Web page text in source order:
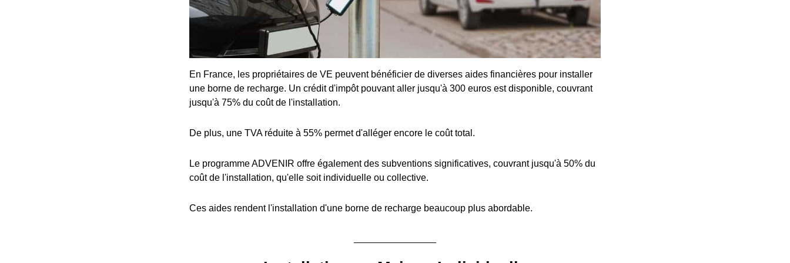
En France, les propriétaires de VE peuvent bénéficier de diverses aides financières pour installer
une borne de recharge. Un crédit d'impôt pouvant aller jusqu'à 300 euros est disponible, couvrant
jusqu'à 75% du coût de l'installation.
De plus, une TVA réduite à 55% permet d'alléger encore le coût total.
Le programme ADVENIR offre également des subventions significatives, couvrant jusqu'à 50% du
coût de l'installation, qu'elle soit individuelle ou collective.
Ces aides rendent l'installation d'une borne de recharge beaucoup plus abordable.